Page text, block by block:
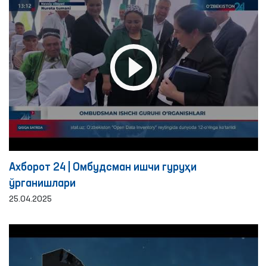
Ахборот 24 | Омбудсман ишчи гуруҳи
ўрганишлари
25.04.2025